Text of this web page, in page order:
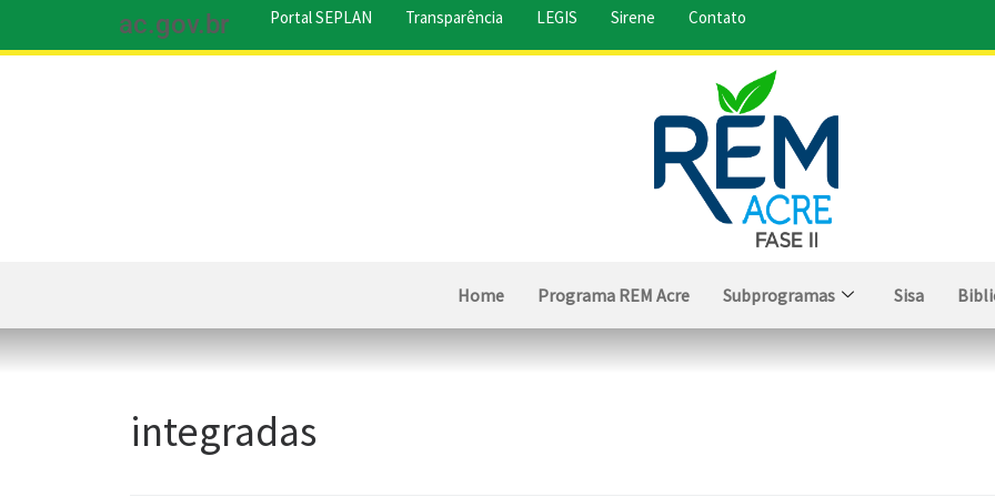
ac.gov.br Portal SEPLAN Transparência LEGIS Sirene Contato
Home Programa REM Acre Subprogramas Sisa
integradas